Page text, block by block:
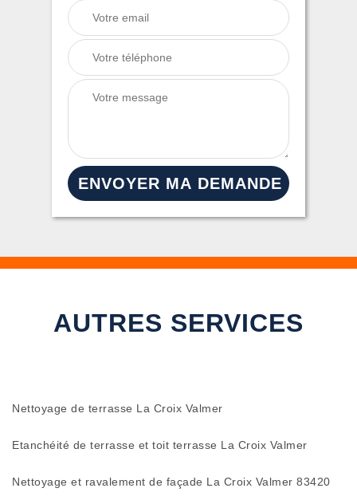
AUTRES SERVICES
Nettoyage de terrasse La Croix Valmer
Etanchéité de terrasse et toit terrasse La Croix Valmer
Nettoyage et ravalement de façade La Croix Valmer 83420